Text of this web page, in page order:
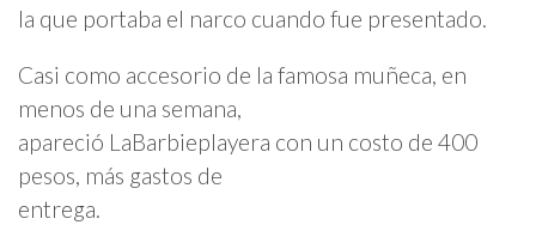
la que portaba el narco cuando fue presentado.
Casi como accesorio de la famosa muñeca, en
menos de una semana,
apareció LaBarbieplayera con un costo de 400
pesos, más gastos de
entrega.